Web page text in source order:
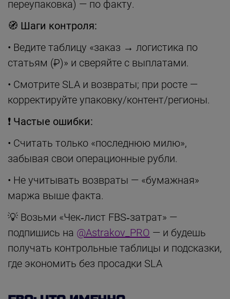
переупаковка) — по факту.
🧭 Шаги контроля:
• Ведите таблицу «заказ → логистика по
статьям (₽)» и сверяйте с выплатами.
• Смотрите SLA и возвраты; при росте —
корректируйте упаковку/контент/регионы.
❗ Частые ошибки:
• Считать только «последнюю милю»,
забывая свои операционные рубли.
• Не учитывать возвраты — «бумажная»
маржа выше факта.
💡 Возьми «Чек‑лист FBS‑затрат» —
подпишись на @Astrakov_PRO — и будешь
получать контрольные таблицы и подсказки,
где экономить без просадки SLA